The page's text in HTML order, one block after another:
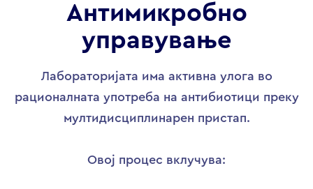
Антимикробно
управување
Лабораторијата има активна улога во
рационалната употреба на антибиотици преку
мултидисциплинарен пристап.
Овој процес вклучува: